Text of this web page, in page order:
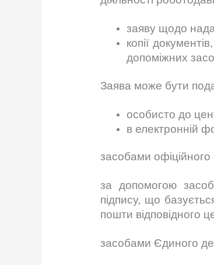
заяву щодо
копії
допоміжних
Заява може бути
особисто до
в електронній
засобами офіційного
за допомогою
підпису, що
пошти відповідного
засобами Єдиного